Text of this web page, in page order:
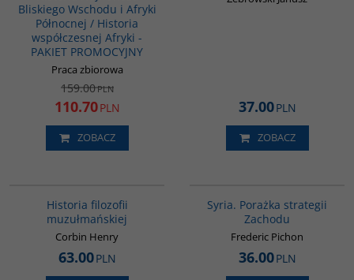
Bliskiego Wschodu i Afryki
Północnej / Historia
współczesnej Afryki -
PAKIET PROMOCYJNY
Praca zbiorowa
159.00PLN
110.70PLN
ZOBACZ
37.00PLN
ZOBACZ
Historia filozofii
muzułmańskiej
Corbin Henry
63.00PLN
Syria. Porażka strategii
Zachodu
Frederic Pichon
36.00PLN